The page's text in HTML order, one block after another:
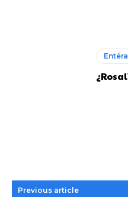
Previous article